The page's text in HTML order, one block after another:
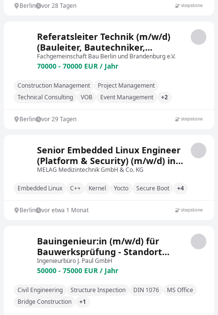
Berlin vor 28 Tagen
Referatsleiter Technik (m/w/d)
(Bauleiter, Bautechniker,
Ingenieur – Bauwesen o. ä.)
Fachgemeinschaft Bau Berlin und Brandenburg e.V.
70000 - 70000 EUR / Jahr
Construction Management
Project Management
Technical Consulting
VOB Event Management +2
Berlin vor 29 Tagen
Senior Embedded Linux Engineer
(Platform & Security) (m/w/d) in
der Medizintechnik
MELAG Medizintechnik GmbH & Co. KG
Embedded Linux C++ Kernel Yocto Secure Boot +4
Berlin vor etwa 1 Monat
Bauingenieur:in (m/w/d) für
Bauwerksprüfung - Standort
Berlin
Ingenieurbüro J. Paul GmbH
50000 - 75000 EUR / Jahr
Civil Engineering Structure Inspection DIN 1076
MS Office
Bridge Construction
+1